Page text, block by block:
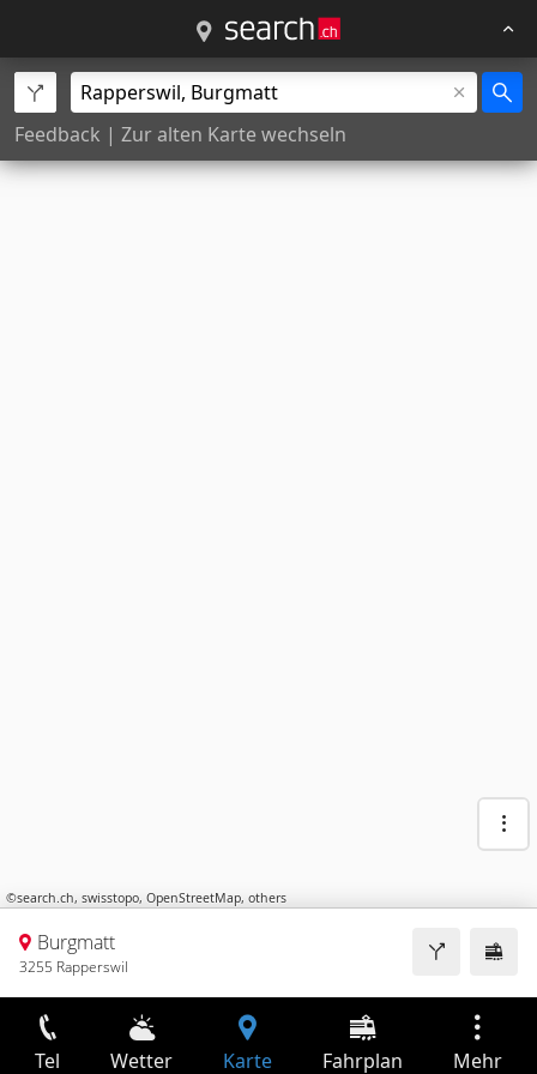
Feedback | Zur alten Karte wechseln
©search.ch, swisstopo, OpenStreetMap, others
Burgmatt
3255 Rapperswil
Tel Wetter Karte Fahrplan Mehr